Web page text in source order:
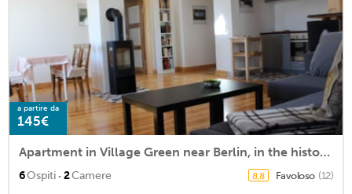
a partire da
145€
Apartment in Village Green near Berlin, in the historic village inn Petershagen
6Ospiti · 2Camere 8,8 Favoloso (12)